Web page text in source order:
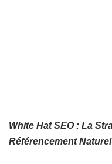
White Hat SEO : La
Référencement